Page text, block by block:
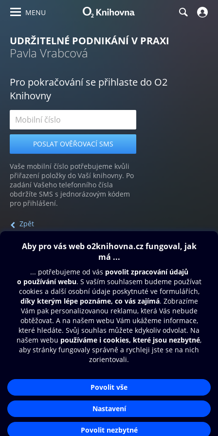
MENU
UDRŽITELNÉ PODNIKÁNÍ V PRAXI
Pavla Vrabcová
Pro pokračování se přihlaste do O2
Knihovny
Vaše mobilní číslo potřebujeme kvůli
přiřazení položky do Vaší knihovny. Po
zadání Vašeho telefonního čísla
obdržíte SMS s jednorázovým kódem
pro přihlášení.
Zpět
Obsah ke stažení
Moje O2 Knihovna
Další zábava
© O2 Czech Republic a.s.
Přístupnost
Zásady zpracování osobních údajů
Nastavení cookies
Aplikace O2 Knihovna
Čti a poslouchej své e-knihy a
audioknihy rychleji a pohodlněji.